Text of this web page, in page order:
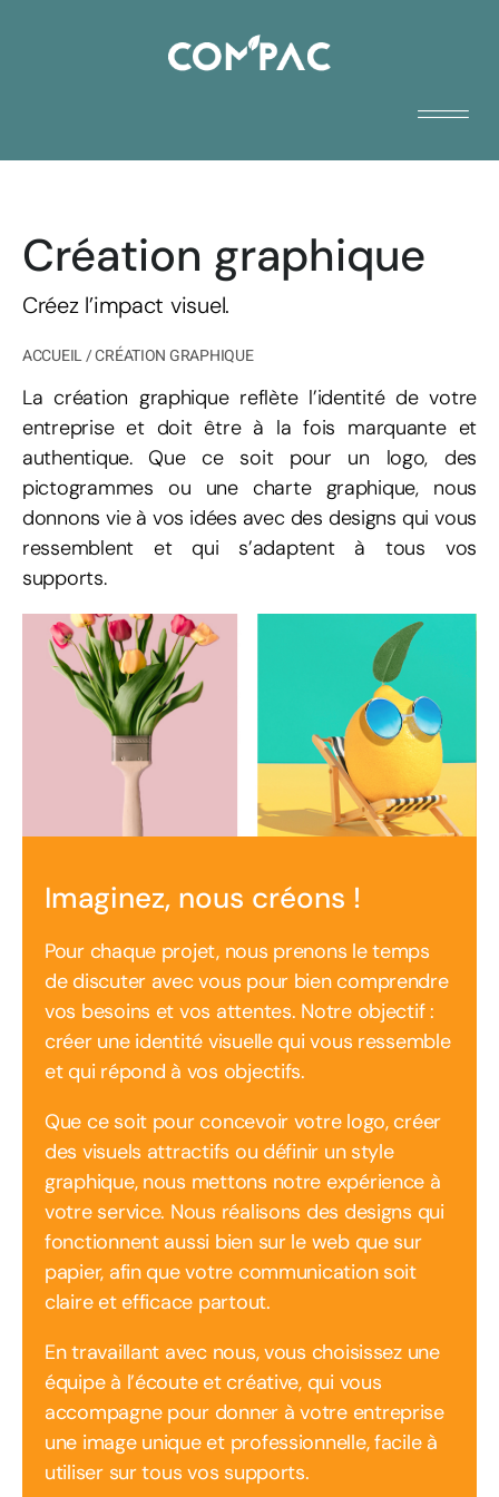
Création graphique
Créez l’impact visuel.
ACCUEIL/CRÉATION GRAPHIQUE
La création graphique reflète l’identité de votre
entreprise et doit être à la fois marquante et
authentique. Que ce soit pour un logo, des
pictogrammes ou une charte graphique, nous
donnons vie à vos idées avec des designs qui vous
ressemblent et qui s’adaptent à tous vos
supports.
Imaginez, nous créons !
Pour chaque projet, nous prenons le temps
de discuter avec vous pour bien comprendre
vos besoins et vos attentes. Notre objectif :
créer une identité visuelle qui vous ressemble
et qui répond à vos objectifs.
Que ce soit pour concevoir votre logo, créer
des visuels attractifs ou définir un style
graphique, nous mettons notre expérience à
votre service. Nous réalisons des designs qui
fonctionnent aussi bien sur le web que sur
papier, afin que votre communication soit
claire et efficace partout.
En travaillant avec nous, vous choisissez une
équipe à l’écoute et créative, qui vous
accompagne pour donner à votre entreprise
une image unique et professionnelle, facile à
utiliser sur tous vos supports.